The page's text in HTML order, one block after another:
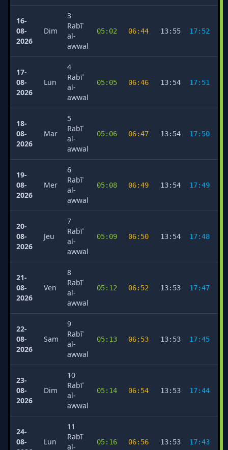
16-
08-
2026
Dim
3
Rabīʿ
al-
awwal
05:02 06:44 13:55 17:52
17-
08-
2026
Lun
4
Rabīʿ
al-
awwal
05:05 06:46 13:54 17:51
18-
08-
2026
Mar
5
Rabīʿ
al-
awwal
05:06 06:47 13:54 17:50
19-
08-
2026
Mer
6
Rabīʿ
al-
awwal
05:08 06:49 13:54 17:49
20-
08-
2026
Jeu
7
Rabīʿ
al-
awwal
05:09 06:50 13:54 17:48
21-
08-
2026
Ven
8
Rabīʿ
al-
awwal
05:12 06:52 13:53 17:47
22-
08-
2026
Sam
9
Rabīʿ
al-
awwal
05:13 06:53 13:53 17:45
23-
08-
2026
Dim
10
Rabīʿ
al-
awwal
05:14 06:54 13:53 17:44
24-
08-
Lun
11
Rabīʿ
al-
05:16 06:56 13:53 17:43